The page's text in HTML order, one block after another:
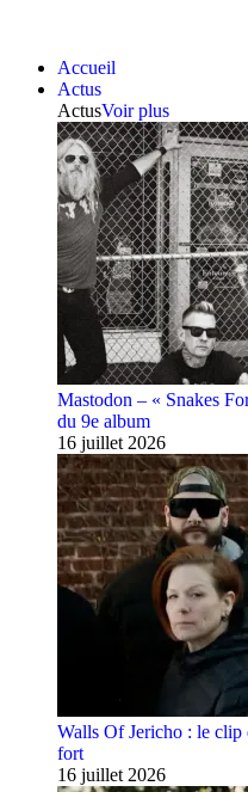
Accueil
Actus
ActusVoir plus
Mastodon – « Snakes
du 9e album
16 juillet 2026
Walls Of Jericho : le clip
fort
16 juillet 2026